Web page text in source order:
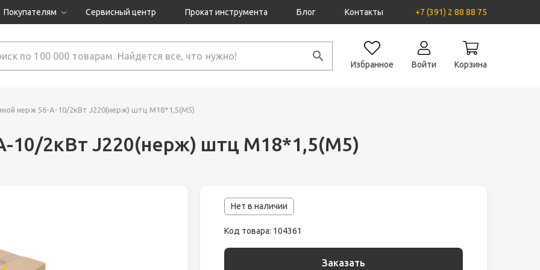
Покупателям
Как оформить заказ?
Сервисный центр Прокат инструмента Блог Контакты +7 (391) 2 88 88 75
Избранное Войти Корзина
нерж 56-А-10/2кВт J220(нерж) штц М18*1,5(М5)
10/2кВт J220(нерж) штц М18*1,5(М5)
Нет в наличии
Код товара: 104361
Заказать